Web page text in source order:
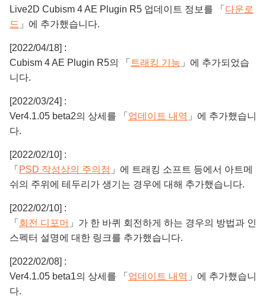
Live2D Cubism 4 AE Plugin R5 업데이트 정보를 「 다운로
드 」에 추가했습니다.
[2022/04/18] :
Cubism 4 AE Plugin R5의 「 트래킹 기능 」에 추가되었습
니다.
[2022/03/24] :
Ver4.1.05 beta2의 상세를 「 업데이트 내역 」에 추가했습니
다.
[2022/02/10] :
「 PSD 작성상의 주의점 」에 트래킹 소프트 등에서 아트메
쉬의 주위에 테두리가 생기는 경우에 대해 추가했습니다.
[2022/02/10] :
「 회전 디포머 」가 한 바퀴 회전하게 하는 경우의 방법과 인
스펙터 설명에 대한 링크를 추가했습니다.
[2022/02/08] :
Ver4.1.05 beta1의 상세를 「 업데이트 내역 」에 추가했습니
다.